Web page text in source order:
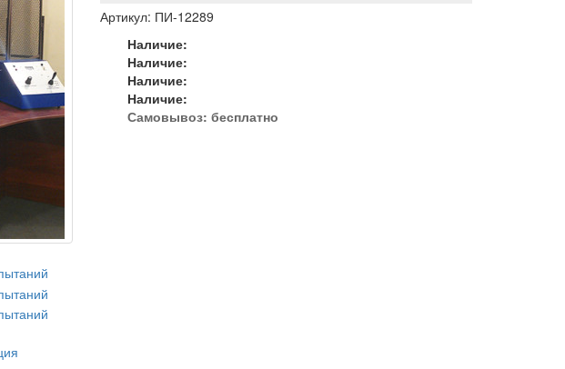
Артикул: ПИ-12289
Наличие:
Наличие:
Наличие:
Наличие:
Самовывоз:бесплатно